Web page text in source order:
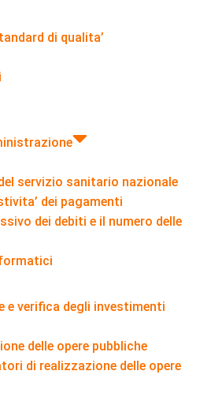
di qualita’
servizio sanitario nazionale
dei pagamenti
dei debiti e il numero delle
e verifica degli investimenti
delle opere pubbliche
di realizzazione delle opere